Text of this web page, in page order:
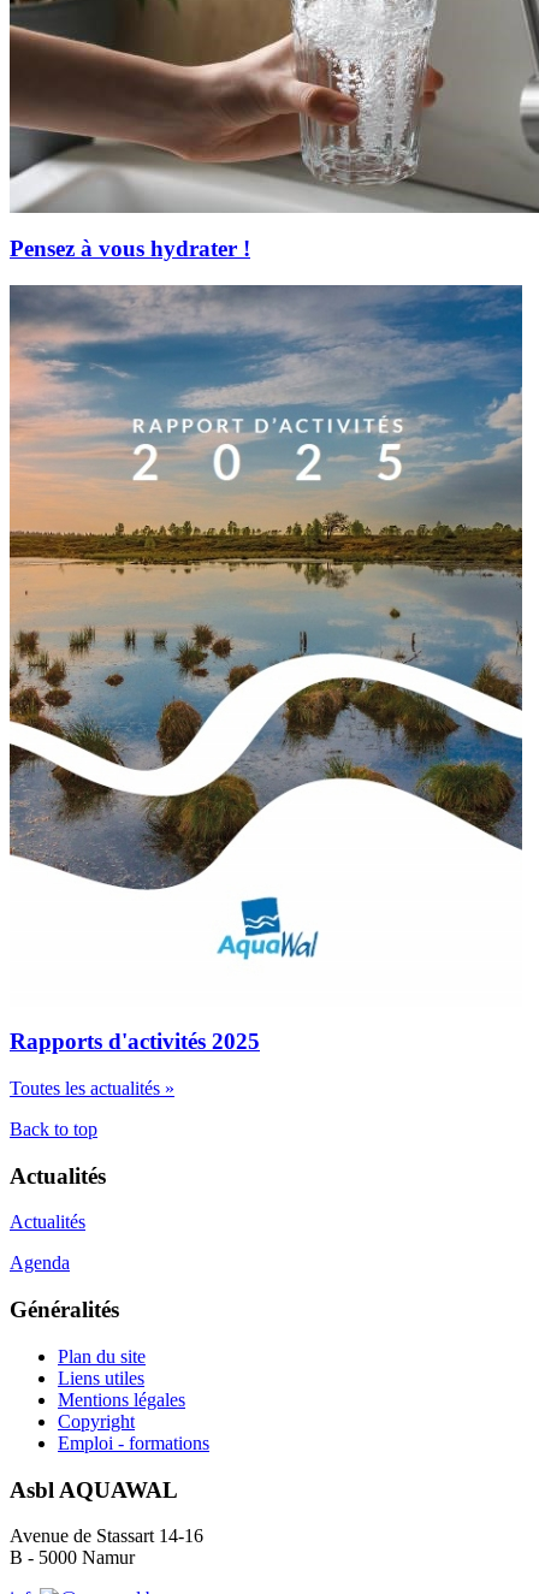
Pensez à vous hydrater !
Rapports d'activités 2025
Toutes les actualités »
Back to top
Actualités
Actualités
Agenda
Généralités
Plan du site
Liens utiles
Mentions légales
Copyright
Emploi - formations
Asbl AQUAWAL
Avenue de Stassart 14-16
B - 5000 Namur